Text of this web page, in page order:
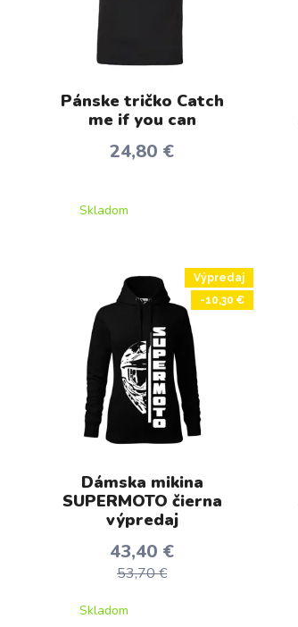
Pánske tričko Catch
me if you can
24,80 €
Skladom
Výpredaj
-10,30 €
Dámska mikina
SUPERMOTO čierna
výpredaj
43,40 €
53,70 €
Skladom